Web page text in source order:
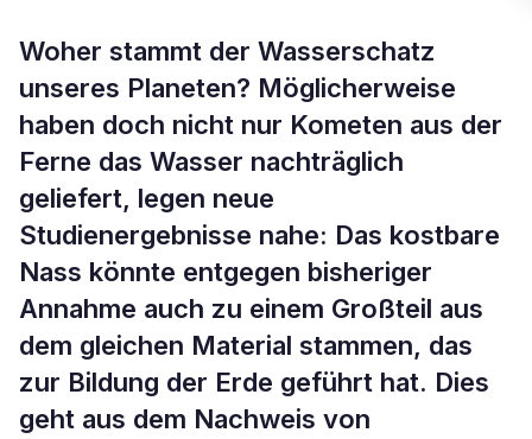
Neues zum Ursprung des
Erdwassers
Woher stammt der Wasserschatz
unseres Planeten? Möglicherweise
haben doch nicht nur Kometen aus der
Ferne das Wasser nachträglich
geliefert, legen neue
Studienergebnisse nahe: Das kostbare
Nass könnte entgegen bisheriger
Annahme auch zu einem Großteil aus
dem gleichen Material stammen, das
zur Bildung der Erde geführt hat. Dies
geht aus dem Nachweis von